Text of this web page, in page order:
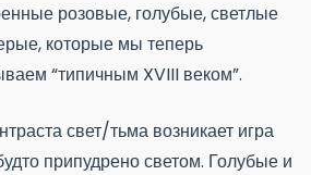
розовые, голубые, светлые
которые мы теперь
“типичным XVIII веком”.
свет/тьма возникает игра
припудрено светом. Голубые и